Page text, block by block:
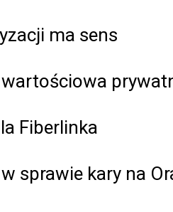
ma sens
Fiberlinka
sprawie kary na